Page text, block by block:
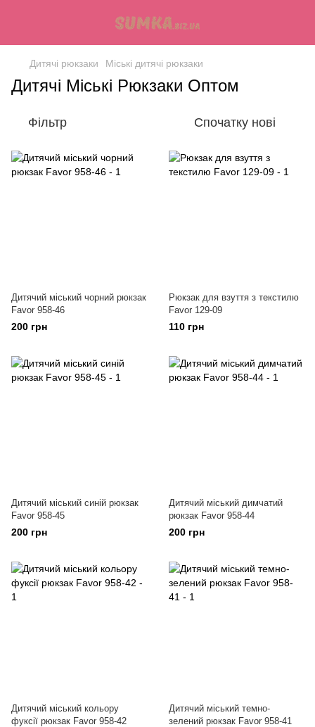
Дитячі рюкзаки Міські дитячі рюкзаки
Дитячі Міські Рюкзаки Оптом
Фільтр Спочатку нові
Дитячий міський чорний рюкзак
Favor 958-46
200 грн
Рюкзак для взуття з текстилю
Favor 129-09
110 грн
Дитячий міський синій рюкзак
Favor 958-45
200 грн
Дитячий міський димчатий
рюкзак Favor 958-44
200 грн
Дитячий міський кольору
фуксії рюкзак Favor 958-42
Дитячий міський темно-
зелений рюкзак Favor 958-41